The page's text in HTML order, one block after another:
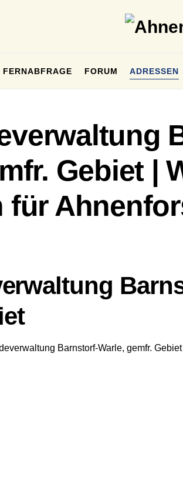
FERNABFRAGE FORUM ADRESSEN
Gebiet |
für
Barnstorf-Warle, gemfr. Gebiet